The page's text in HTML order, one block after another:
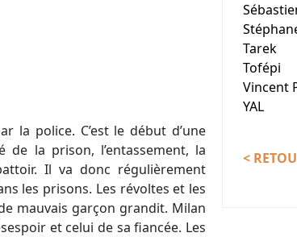
la police. C’est le début d’une
la prison, l’entassement, la
Il va donc régulièrement
les prisons. Les révoltes et les
mauvais garçon grandit. Milan
et celui de sa fiancée. Les
Tarek
Tofépi
Vincent
YAL
<